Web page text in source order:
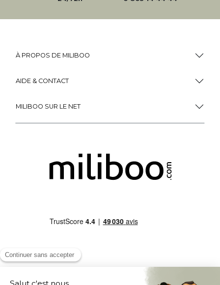
À PROPOS DE MILIBOO
AIDE & CONTACT
MILIBOO SUR LE NET